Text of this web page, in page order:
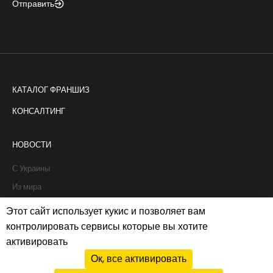
Отправить
КАТАЛОГ ФРАНШИЗ
КОНСАЛТИНГ
НОВОСТИ
С Украины
Из мира
Интервью
Истории франчайзи
Рапорты
Этот сайт использует кукис и позволяет вам
контролировать сервисы которые вы хотите
активировать
Ок, все активировать